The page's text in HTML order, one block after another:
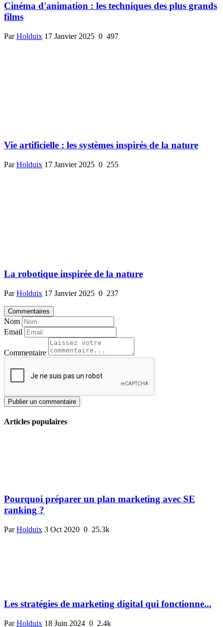
Cinéma d'animation : les techniques des plus grands
films
ParHolduix 17 Janvier 2025 0 497
Vie artificielle : les systèmes inspirés de la nature
ParHolduix 17 Janvier 2025 0 255
La robotique inspirée de la nature
ParHolduix 17 Janvier 2025 0 237
Commentaires
Nom
Email
Commentaire
Publier un commentaire
Articles populaires
Pourquoi préparer un plan marketing avec SE
ranking ?
ParHolduix 3 Oct 2020 0 25.3k
Les stratégies de marketing digital qui fonctionne...
ParHolduix 18 Juin 2024 0 2.4k